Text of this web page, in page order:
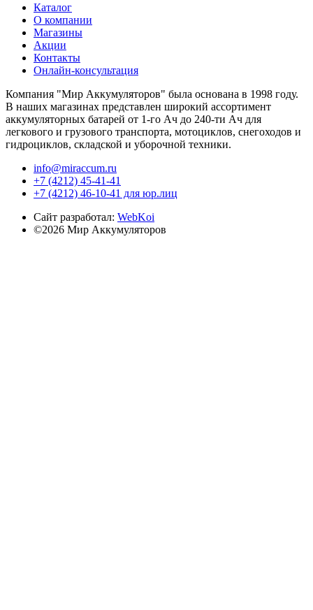
Каталог
О компании
Магазины
Акции
Контакты
Онлайн-консультация
Компания "Мир Аккумуляторов" была основана в 1998 году.
В наших магазинах представлен широкий ассортимент
аккумуляторных батарей от 1-го Ач до 240-ти Ач для
легкового и грузового транспорта, мотоциклов, снегоходов и
гидроциклов, складской и уборочной техники.
info@miraccum.ru
+7 (4212) 45-41-41
+7 (4212) 46-10-41 для юр.лиц
Сайт разработал: WebKoi
©2026 Мир Аккумуляторов